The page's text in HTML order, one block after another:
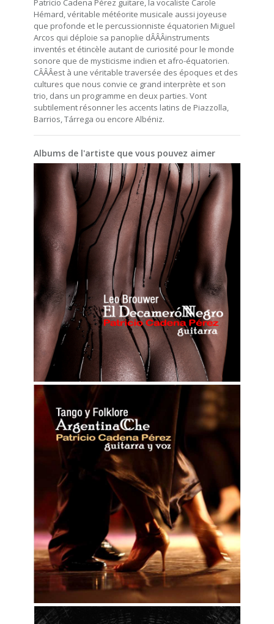
Hémard, véritable météorite musicale aussi joyeuse
que profonde et le percussionniste équatorien Miguel
Arcos qui déploie sa panoplie dÂÂÂinstruments
inventés et étincèle autant de curiosité pour le monde
sonore que de mysticisme indien et afro-équatorien.
CÂÂÂest à une véritable traversée des époques et des
cultures que nous convie ce grand interprète et son
trio, dans un programme en deux parties. Vont
subtilement résonner les accents latins de Piazzolla,
Barrios, Tárrega ou encore Albéniz.
Albums de l'artiste que vous pouvez aimer